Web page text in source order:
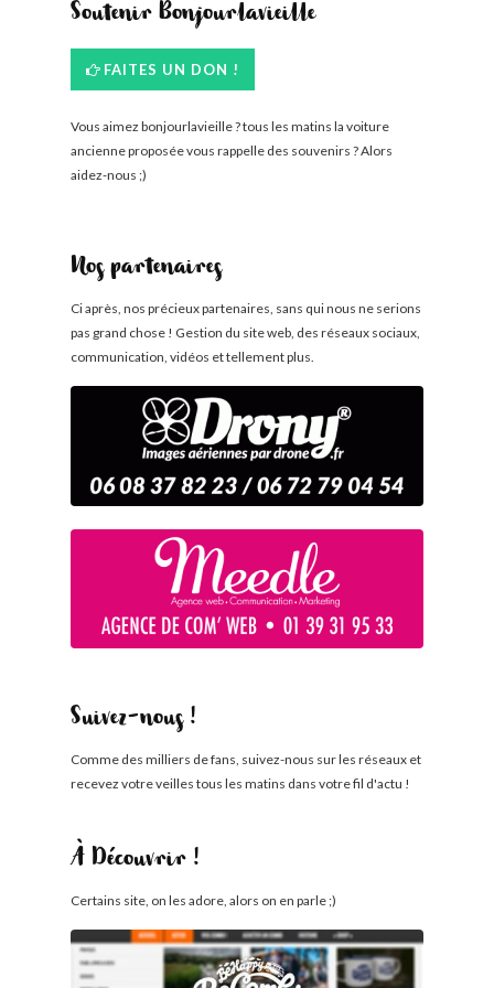
Soutenir Bonjourlavieille
FAITES UN DON !
Vous aimez bonjourlavieille ? tous les matins la voiture
ancienne proposée vous rappelle des souvenirs ? Alors
aidez-nous ;)
Nos partenaires
Ci après, nos précieux partenaires, sans qui nous ne serions
pas grand chose ! Gestion du site web, des réseaux sociaux,
communication, vidéos et tellement plus.
Suivez-nous !
Comme des milliers de fans, suivez-nous sur les réseaux et
recevez votre veilles tous les matins dans votre fil d'actu !
À Découvrir !
Certains site, on les adore, alors on en parle ;)